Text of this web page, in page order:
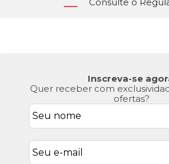
Inscreva-se
Quer receber com
ofertas?